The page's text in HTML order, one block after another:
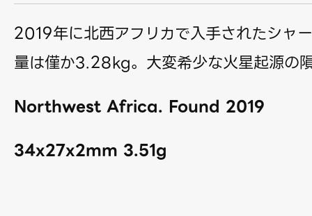
2019年に北西アフリカで入手されたシャ
量は僅か3.28kg。大変希少な火星起源の
Northwest Africa. Found 2019
34x27x2mm 3.51g